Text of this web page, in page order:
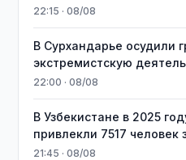
22:15 · 08/08
В Сурхандарье осудили
экстремистскую
22:00 · 08/08
В Узбекистане в 2025
привлекли 7517 человек
21:45 · 08/08